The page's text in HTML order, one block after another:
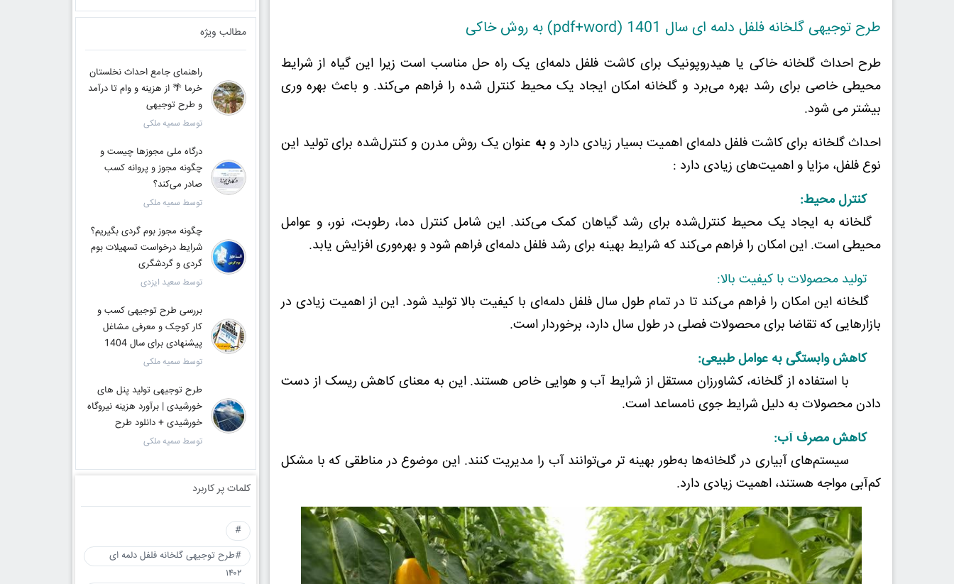
طرح توجیهی گلخانه فلفل دلمه ای سال 1401 (pdf+word) به روش خاکی
طرح احداث گلخانه خاکی یا هیدروپونیک برای کاشت فلفل دلمه‌ای یک راه حل مناسب است زیرا این گیاه از شرایط
محیطی خاصی برای رشد بهره می‌برد و گلخانه امکان ایجاد یک محیط کنترل شده را فراهم می‌کند. و باعث بهره وری
بیشتر می شود.
احداث گلخانه برای کاشت فلفل دلمه‌ای اهمیت بسیار زیادی دارد وبه عنوان یک روش مدرن و کنترل‌شده برای تولید این
نوع فلفل، مزایا و اهمیت‌های زیادی دارد :
کنترل محیط:
گلخانه به ایجاد یک محیط کنترل‌شده برای رشد گیاهان کمک می‌کند. این شامل کنترل دما، رطوبت، نور، و عوامل
محیطی است. این امکان را فراهم می‌کند که شرایط بهینه برای رشد فلفل دلمه‌ای فراهم شود و بهره‌وری افزایش یابد.
تولید محصولات با کیفیت بالا:
گلخانه این امکان را فراهم می‌کند تا در تمام طول سال فلفل دلمه‌ای با کیفیت بالا تولید شود. این از اهمیت زیادی در
بازارهایی که تقاضا برای محصولات فصلی در طول سال دارد، برخوردار است.
کاهش وابستگی به عوامل طبیعی:
با استفاده از گلخانه، کشاورزان مستقل از شرایط آب و هوایی خاص هستند. این به معنای کاهش ریسک از دست
دادن محصولات به دلیل شرایط جوی نامساعد است.
کاهش مصرف آب:
سیستم‌های آبیاری در گلخانه‌ها به‌طور بهینه تر می‌توانند آب را مدیریت کنند. این موضوع در مناطقی که با مشکل
کم‌آبی مواجه هستند، اهمیت زیادی دارد.
مطالب ویژه
راهنمای جامع احداث نخلستان
خرما 🌴 از هزینه و وام تا درآمد
و طرح توجیهی
توسط سمیه ملکی
درگاه ملی مجوزها چیست و
چگونه مجوز و پروانه کسب
صادر می‌کند؟
توسط سمیه ملکی
چگونه مجوز بوم گردی بگیریم؟
شرایط درخواست تسهیلات بوم
گردی و گردشگری
توسط سعید ایزدی
بررسی طرح توجیهی کسب و
کار کوچک و معرفی مشاغل
پیشنهادی برای سال 1404
توسط سمیه ملکی
طرح توجیهی تولید پنل های
خورشیدی | برآورد هزینه نیروگاه
خورشیدی + دانلود طرح
توسط سمیه ملکی
کلمات پر کاربرد
#
#طرح توجیهی گلخانه فلفل دلمه ای
۱۴۰۲